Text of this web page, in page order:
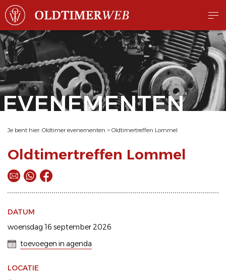
EVENEMENTEN
Je bent hier: Oldtimer evenementen > Oldtimertreffen Lommel
Oldtimertreffen Lommel
DATUM
woensdag 16 september 2026
toevoegen in agenda
LOCATIE